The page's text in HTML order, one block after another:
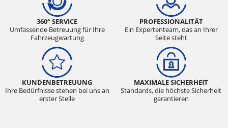
360° SERVICE
Umfassende Betreuung für Ihre
Fahrzeugwartung
PROFESSIONALITÄT
Ein Expertenteam, das an Ihrer
Seite steht
KUNDENBETREUUNG
Ihre Bedürfnisse stehen bei uns an
erster Stelle
MAXIMALE SICHERHEIT
Standards, die höchste Sicherheit
garantieren